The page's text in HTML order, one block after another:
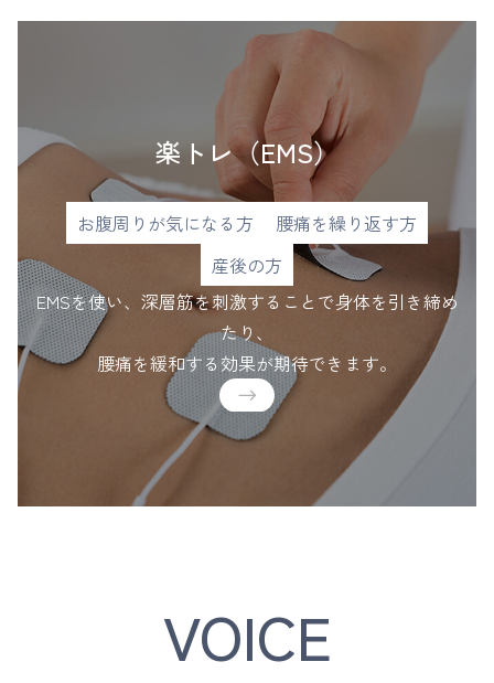
楽トレ（EMS）
お腹周りが気になる方
腰痛を繰り返す方
産後の方
EMSを使い、深層筋を刺激することで身体を引き締め
たり、
腰痛を緩和する効果が期待できます。
VOICE